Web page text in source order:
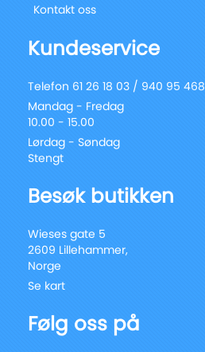
Kontakt oss
Kundeservice
Telefon 61 26 18 03 / 940 95 468
Mandag - Fredag
10.00 - 15.00
Lørdag - Søndag
Stengt
Besøk butikken
Wieses gate 5
2609 Lillehammer,
Norge
Se kart
Følg oss på